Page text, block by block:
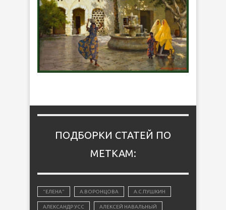
ПОДБОРКИ СТАТЕЙ ПО
МЕТКАМ:
"ЕЛЕНА" А.ВОРОНЦОВА А.С.ПУШКИН
АЛЕКСАНДР УСС АЛЕКСЕЙ НАВАЛЬНЫЙ